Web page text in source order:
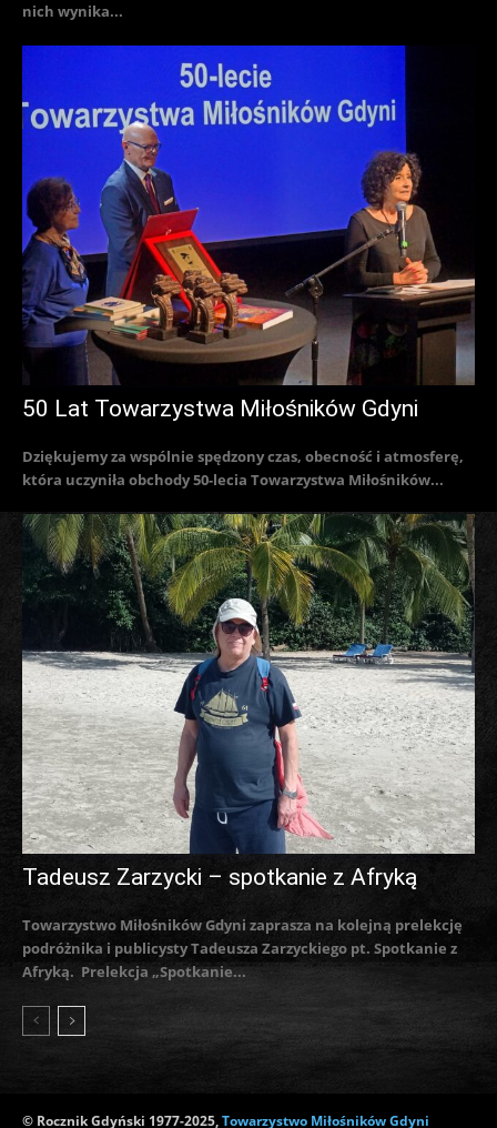
nich wynika...
50 Lat Towarzystwa Miłośników Gdyni
Dziękujemy za wspólnie spędzony czas, obecność i atmosferę,
która uczyniła obchody 50-lecia Towarzystwa Miłośników...
Tadeusz Zarzycki – spotkanie z Afryką
Towarzystwo Miłośników Gdyni zaprasza na kolejną prelekcję
podróżnika i publicysty Tadeusza Zarzyckiego pt. Spotkanie z
Afryką. Prelekcja „Spotkanie...
© Rocznik Gdyński 1977-2025,Towarzystwo Miłośników Gdyni